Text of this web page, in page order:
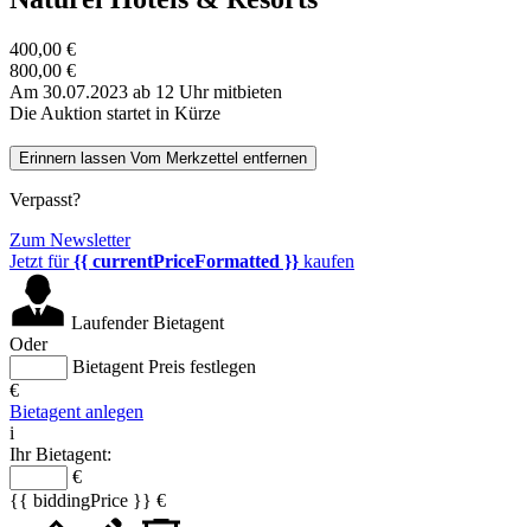
400,00 €
800,00 €
Am 30.07.2023 ab 12 Uhr mitbieten
Die Auktion startet in Kürze
Erinnern lassen Vom Merkzettel entfernen
Verpasst?
Zum Newsletter
Jetzt für{{ currentPriceFormatted }} kaufen
Laufender Bietagent
Oder
Bietagent Preis festlegen
€
Bietagent anlegen
i
Ihr Bietagent:
€
{{ biddingPrice }} €